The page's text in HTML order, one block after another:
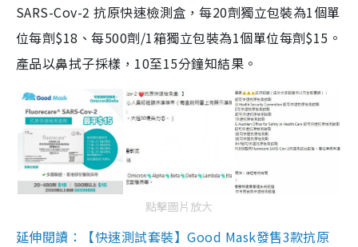
SARS-Cov-2 抗原快速檢測盒，每20劑獨立包裝為1個單
位每劑$18、每500劑/1箱獨立包裝為1個單位每劑$15。
產品以鼻拭子採樣，10至15分鐘知結果。
點擊圖片放大
延伸閱讀：【快速測試套裝】Good Mask發售3款抗原